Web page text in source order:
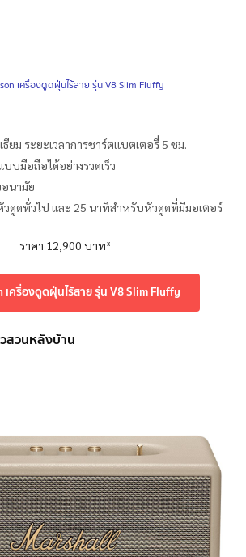
เครื่องดูดฝุ่นไร้สาย รุ่น V8 Slim Fluffy
ยม ระยะเวลาการชาร์ตแบตเตอรี่ 5 ชม.
บมือถือได้อย่างรวดเร็ว
นามัย
ดูดทั่วไป และ 25 นาทีสำหรับหัวดูดที่มีมอเตอร์
ราคา 12,900 บาท*
เครื่องดูดฝุ่นไร้สาย รุ่น V8 Slim Fluffy
สวนหลังบ้าน